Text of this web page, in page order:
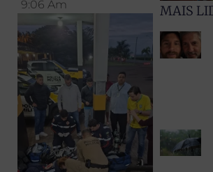
9:06 Am
MAIS